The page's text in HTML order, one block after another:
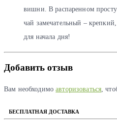
вишни. В распаренном
чай замечательный –
для начала дня!
Добавить отзыв
Вам необходимоавторизоваться ,
БЕСПЛАТНАЯ ДОСТАВКА